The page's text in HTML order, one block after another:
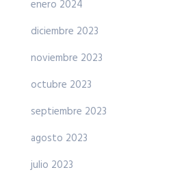
enero 2024
diciembre 2023
noviembre 2023
octubre 2023
septiembre 2023
agosto 2023
julio 2023